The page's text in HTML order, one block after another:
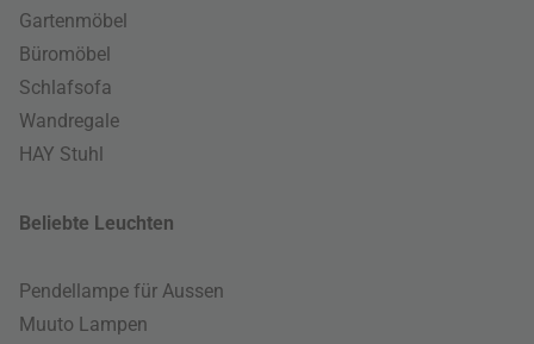
Gartenmöbel
Büromöbel
Schlafsofa
Wandregale
HAY Stuhl
Beliebte Leuchten
Pendellampe für Aussen
Muuto Lampen